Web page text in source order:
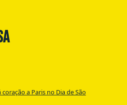
a Paris no Dia de São